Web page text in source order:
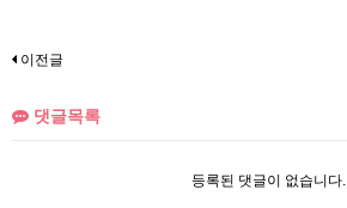
이전글
댓글목록
등록된 댓글이 없습니다.